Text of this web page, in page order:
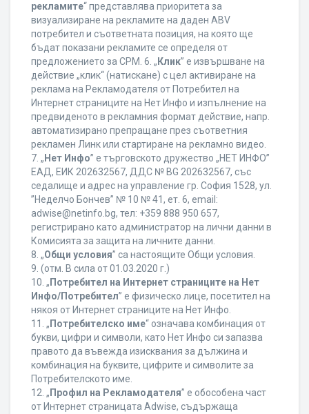
рекламите“ представлява приоритета за
визуализиране на рекламите на даден ABV
потребител и съответната позиция, на която ще
бъдат показани рекламите се определя от
предложението за CPM. 6. „ Клик” е извършване на
действие „клик“ (натискане) с цел активиране на
реклама на Рекламодателя от Потребител на
Интернет страниците на Нет Инфо и изпълнение на
предвиденото в рекламния формат действие, напр.
автоматизирано препращане през съответния
рекламен Линк или стартиране на рекламно видео.
7. „ Нет Инфо” е търговското дружество „НЕТ ИНФО”
ЕАД, ЕИК 202632567, ДДС № BG 202632567, със
седалище и адрес на управление гр. София 1528, ул.
”Неделчо Бончев” № 10 № 41, ет. 6, еmail:
adwise@netinfo.bg, тел: +359 888 950 657,
регистрирано като администратор на лични данни в
Комисията за защита на личните данни.
8. „Общи условия” са настоящите Общи условия.
9. (отм. В сила от 01.03.2020 г.)
10. „ Потребител на Интернет страниците на Нет
Инфо/Потребител” е физическо лице, посетител на
някоя от Интернет страниците на Нет Инфо.
11. „ Потребителско име“ означава комбинация от
букви, цифри и символи, като Нет Инфо си запазва
правото да въвежда изисквания за дължина и
комбинация на буквите, цифрите и символите за
Потребителското име.
12. „ Профил на Рекламодателя” е обособена част
от Интернет страницата Adwise, съдържаща